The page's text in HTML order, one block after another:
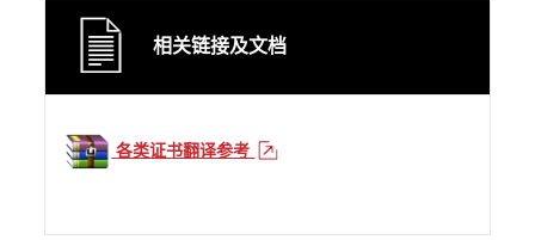
相关链接及文档
各类证书翻译参考